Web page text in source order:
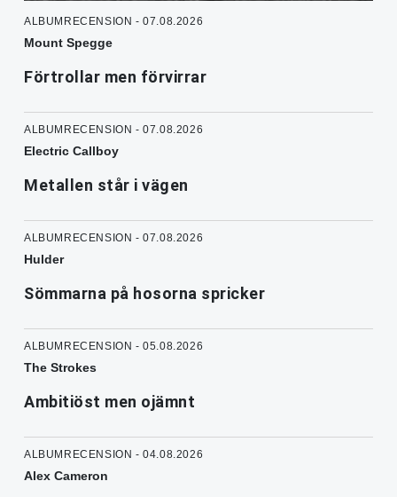
ALBUMRECENSION - 07.08.2026
Mount Spegge
Förtrollar men förvirrar
ALBUMRECENSION - 07.08.2026
Electric Callboy
Metallen står i vägen
ALBUMRECENSION - 07.08.2026
Hulder
Sömmarna på hosorna spricker
ALBUMRECENSION - 05.08.2026
The Strokes
Ambitiöst men ojämnt
ALBUMRECENSION - 04.08.2026
Alex Cameron